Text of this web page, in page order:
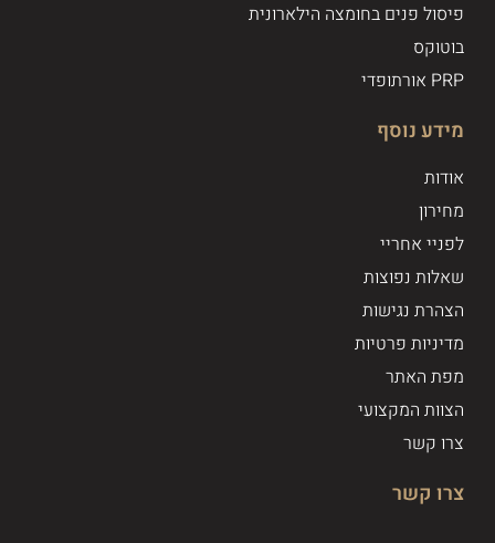
פיסול פנים בחומצה הילארונית
בוטוקס
PRP אורתופדי
מידע נוסף
אודות
מחירון
לפניי אחריי
שאלות נפוצות
הצהרת נגישות
מדיניות פרטיות
מפת האתר
הצוות המקצועי
צרו קשר
צרו קשר